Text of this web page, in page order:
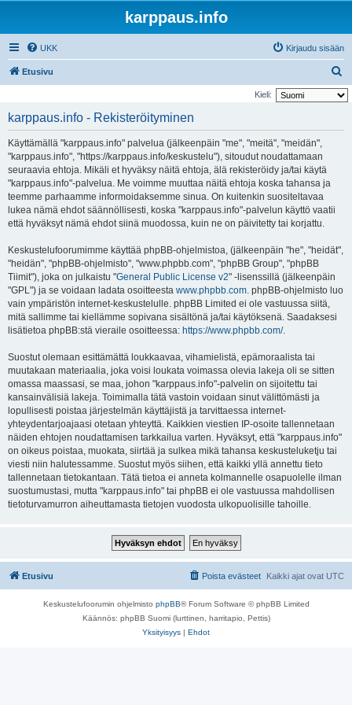
karppaus.info
UKK Kirjaudu sisään
Etusivu
t
Kieli:
karppaus.info - Rekisteröityminen
Käyttämällä "karppaus.info" palvelua (jälkeenpäin "me", "meitä", "meidän",
"karppaus.info", "https://karppaus.info/keskustelu"), sitoudut noudattamaan
seuraavia ehtoja. Mikäli et hyväksy näitä ehtoja, älä rekisteröidy ja/tai käytä
"karppaus.info"-palvelua. Me voimme muuttaa näitä ehtoja koska tahansa ja
teemme parhaamme informoidaksemme sinua. On kuitenkin suositeltavaa
lukea nämä ehdot säännöllisesti, koska "karppaus.info"-palvelun käyttö vaatii
että hyväksyt nämä ehdot siinä muodossa, kuin ne on päivitetty tai korjattu.
Keskustelufoorumimme käyttää phpBB-ohjelmistoa, (jälkeenpäin "he", "heidät",
"heidän", "phpBB-ohjelmisto", "www.phpbb.com", "phpBB Group", "phpBB
Tiimit"), joka on julkaistu "General Public License v2" -lisenssillä (jälkeenpäin
"GPL") ja se voidaan ladata osoitteesta www.phpbb.com. phpBB-ohjelmisto luo
vain ympäristön internet-keskustelulle. phpBB Limited ei ole vastuussa siitä,
mitä sallimme tai kiellämme sopivana sisältönä ja/tai käytöksenä. Saadaksesi
lisätietoa phpBB:stä vieraile osoitteessa: https://www.phpbb.com/.
Suostut olemaan esittämättä loukkaavaa, vihamielistä, epämoraalista tai
muutakaan materiaalia, joka voisi loukata voimassa olevia lakeja oli se sitten
omassa maassasi, se maa, johon "karppaus.info"-palvelin on sijoitettu tai
kansainvälisiä lakeja. Toimimalla tätä vastoin voidaan sinut välittömästi ja
lopullisesti poistaa järjestelmän käyttäjistä ja tarvittaessa internet-
yhteydentarjoajaasi otetaan yhteyttä. Kaikkien viestien IP-osoite tallennetaan
näiden ehtojen noudattamisen tarkkailua varten. Hyväksyt, että "karppaus.info"
on oikeus poistaa, muokata, siirtää ja sulkea mikä tahansa keskusteluketju tai
viesti niin halutessamme. Suostut myös siihen, että kaikki yllä annettu tieto
tallennetaan tietokantaan. Tätä tietoa ei anneta kolmannelle osapuolelle ilman
suostumustasi, mutta "karppaus.info" tai phpBB ei ole vastuussa mahdollisen
tietoturvamurron aiheuttamasta tietojen vuodosta ulkopuolisille tahoille.
Etusivu Kaikki ajat ovat UTC
Poista evästeet
Keskustelufoorumin ohjelmisto phpBB® Forum Software © phpBB Limited
Käännös: phpBB Suomi (lurttinen, harritapio, Pettis)
Yksityisyys | Ehdot